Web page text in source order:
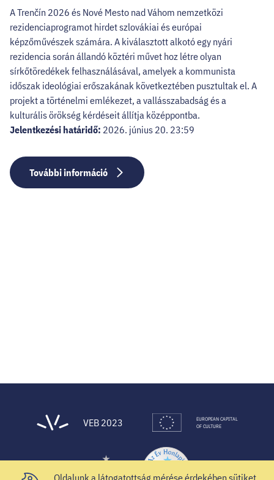
A Trenčín 2026 és Nové Mesto nad Váhom nemzetközi
rezidenciaprogramot hirdet szlovákiai és európai
képzőművészek számára. A kiválasztott alkotó egy nyári
rezidencia során állandó köztéri művet hoz létre olyan
sírkőtöredékek felhasználásával, amelyek a kommunista
időszak ideológiai erőszakának következtében pusztultak el. A
projekt a történelmi emlékezet, a vallásszabadság és a
kulturális örökség kérdéseit állítja középpontba.
Jelentkezési határidő: 2026. június 20. 23:59
További információ
VEB 2023
EUROPEAN CAPITAL
OF CULTURE
Oldalunk a látogatottság mérése érdekében sütiket